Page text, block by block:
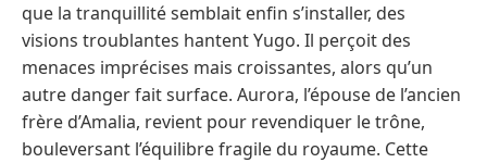
que la tranquillité semblait enfin s’installer, des
visions troublantes hantent Yugo. Il perçoit des
menaces imprécises mais croissantes, alors qu’un
autre danger fait surface. Aurora, l’épouse de l’ancien
frère d’Amalia, revient pour revendiquer le trône,
bouleversant l’équilibre fragile du royaume. Cette